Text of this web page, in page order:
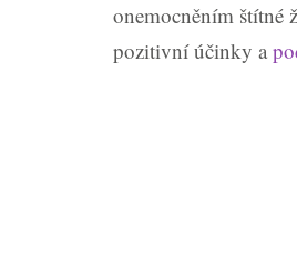
onemocněním štítné
pozitivní účinky a